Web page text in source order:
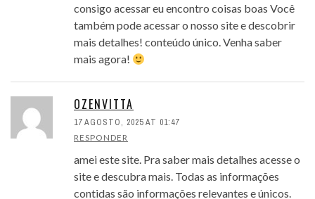
consigo acessar eu encontro coisas boas Você
também pode acessar o nosso site e descobrir
mais detalhes! conteúdo único. Venha saber
mais agora!
OZENVITTA
17 AGOSTO, 2025 AT 01:47
RESPONDER
amei este site. Pra saber mais detalhes acesse o
site e descubra mais. Todas as informações
contidas são informações relevantes e únicos.